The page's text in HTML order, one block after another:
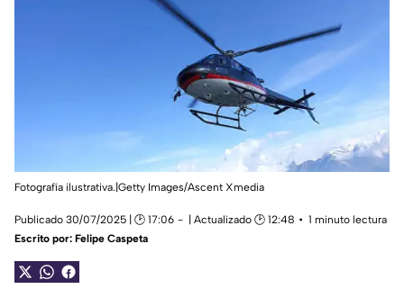
Fotografía ilustrativa.|Getty Images/Ascent Xmedia
Publicado 30/07/2025 | 🕑 17:06 | Actualizado 🕑 12:48
1 minuto lectura
Escrito por: Felipe Caspeta